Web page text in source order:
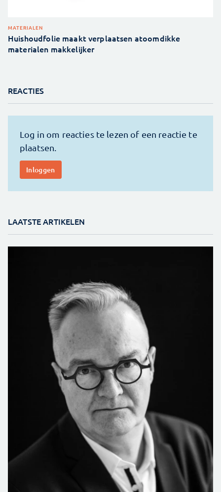
MATERIALEN
Huishoudfolie maakt verplaatsen atoomdikke
materialen makkelijker
REACTIES
LAATSTE ARTIKELEN